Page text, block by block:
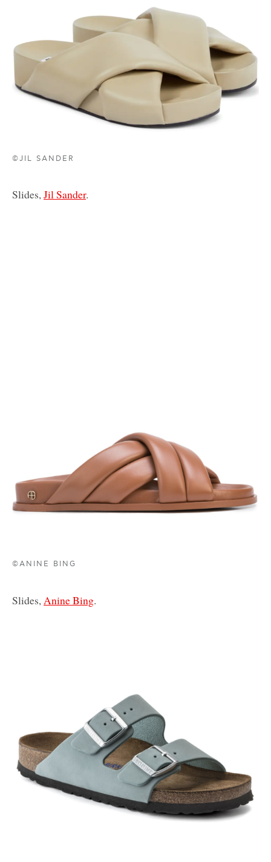
©JIL SANDER
Slides,Jil Sander.
©ANINE BING
Slides, Anine Bing.